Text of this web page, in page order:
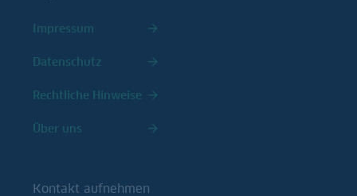
Impressum
Datenschutz
Rechtliche Hinweise
Über uns
Kontakt aufnehmen